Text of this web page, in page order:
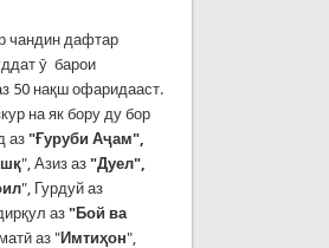
чандин дафтар
ӯ барои
50 нақш офаридааст.
на як бору ду бор
аз "Ғуруби Аҷам",
", Азиз аз "Дуел",
", Гурдуй аз
аз "Бой ва
аз "Имтиҳон",